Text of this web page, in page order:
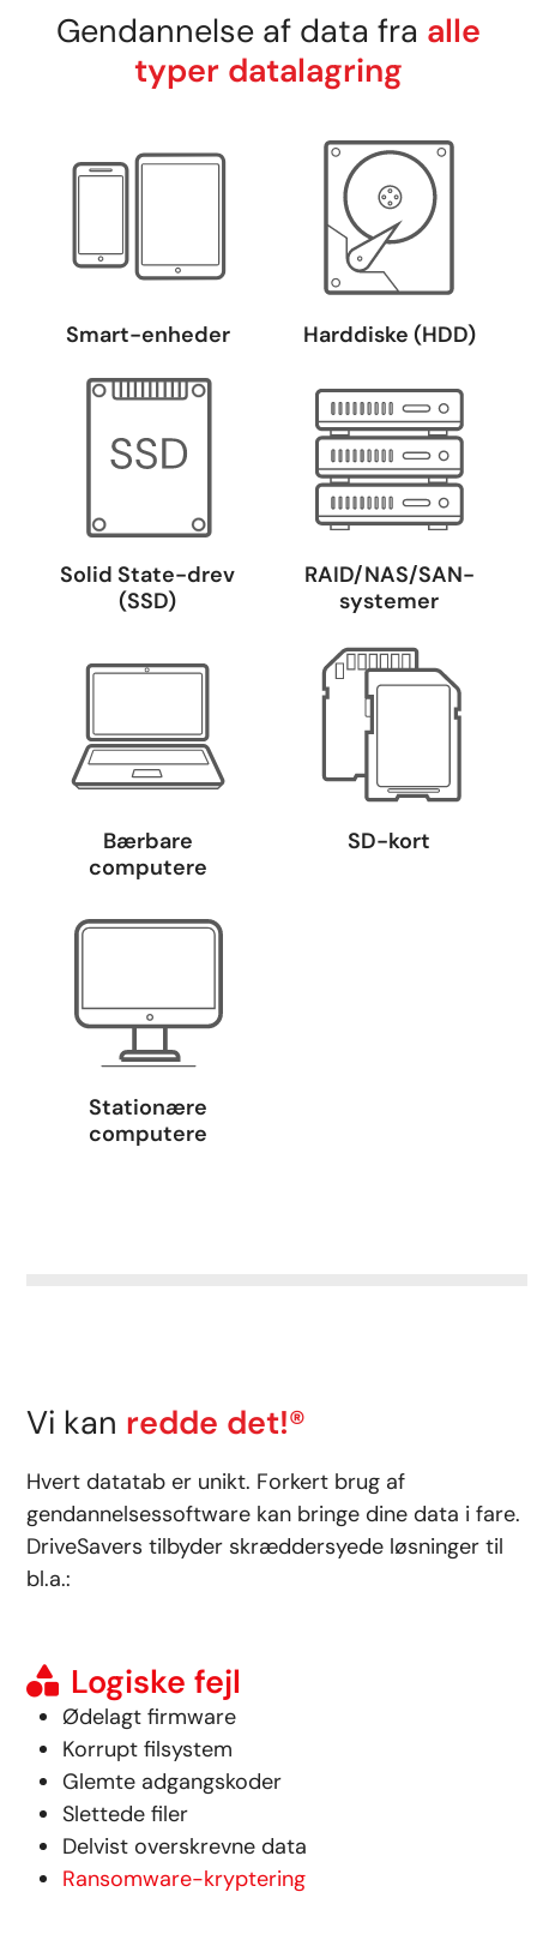
Gendannelse af data fra alle
typer datalagring
Smart-enheder Harddiske (HDD)
Solid State-drev
(SSD)
RAID/NAS/SAN-
systemer
Bærbare
computere
SD-kort
Stationære
computere
Vi kan redde det!®
Hvert datatab er unikt. Forkert brug af
gendannelsessoftware kan bringe dine data i fare.
DriveSavers tilbyder skræddersyede løsninger til
bl.a.:
Logiske fejl
Ødelagt firmware
Korrupt filsystem
Glemte adgangskoder
Slettede filer
Delvist overskrevne data
Ransomware-kryptering